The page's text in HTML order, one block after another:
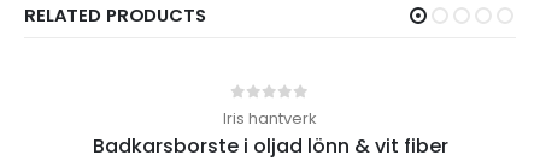
RELATED PRODUCTS
0 out of 5
Iris hantverk
Badkarsborste i oljad lönn & vit fiber